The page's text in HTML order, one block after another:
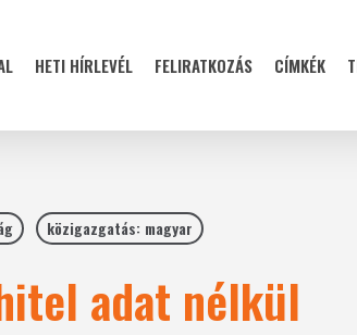
HETI HÍRLEVÉL FELIRATKOZÁS CÍMKÉK
közigazgatás: magyar
adat nélkül